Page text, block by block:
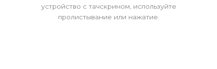
устройство с тачскрином, используйте
пролистывание или нажатие.